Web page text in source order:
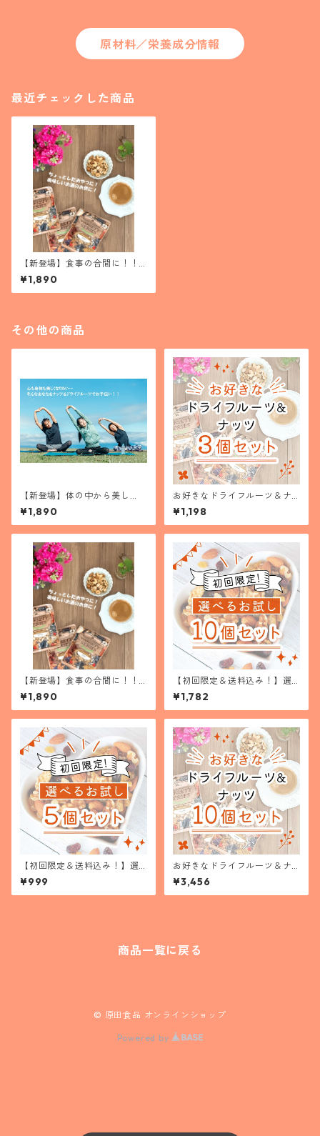
原材料／栄養成分情報
最近チェックした商品
【新登場】食事の合間に！！
厳選４種のナッツ＋お好きな
ナッツ１個セット
¥1,890
その他の商品
【新登場】体の中から美し
く！！美と健康のお手伝いお
やつ５種セット
¥1,890
お好きなドライフルーツ＆ナ
ッツ よりどり３個セット
¥1,198
【新登場】食事の合間に！！
厳選４種のナッツ＋お好きな
ナッツ１個セット
¥1,890
【初回限定＆送料込み！】選
べるお試し１０個セット
¥1,782
【初回限定＆送料込み！】選
べるお試し５個セット
¥999
お好きなドライフルーツ＆ナ
ッツ よりどり１０個セット
¥3,456
商品一覧に戻る
© 原田食品 オンラインショップ
Powered by